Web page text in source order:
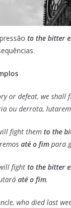
to the bitter
or defeat, we shall
ou derrota,
fight them to the
até o fim para
fight to the bitter
até o fim.
who died last